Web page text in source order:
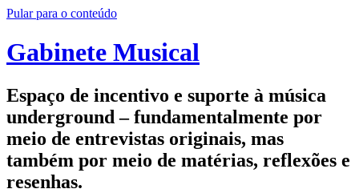
Pular para o conteúdo
Gabinete Musical
Espaço de incentivo e suporte à música
underground – fundamentalmente por
meio de entrevistas originais, mas
também por meio de matérias, reflexões e
resenhas.